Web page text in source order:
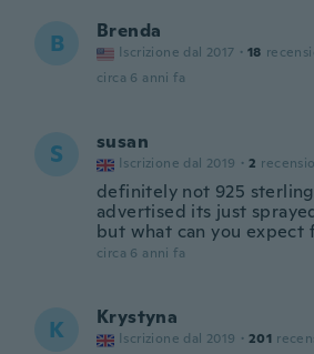
B Brenda
Iscrizione dal 2017 · 18
circa 6 anni fa
S susan
Iscrizione dal 2019 · 2
definitely not 925
advertised its just
but what can you expect
circa 6 anni fa
K Krystyna
Iscrizione dal 2019 · 201